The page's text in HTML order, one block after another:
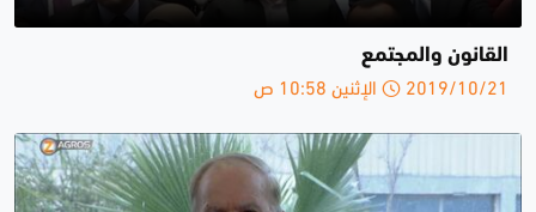
القانون والمجتمع
2019/10/21 الإثنين 10:58 ص